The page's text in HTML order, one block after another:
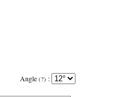
Angle (?) :